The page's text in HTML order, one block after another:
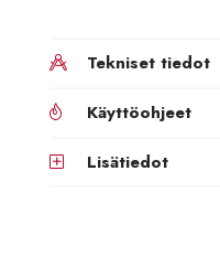
Tekniset tiedot
Käyttöohjeet
Lisätiedot